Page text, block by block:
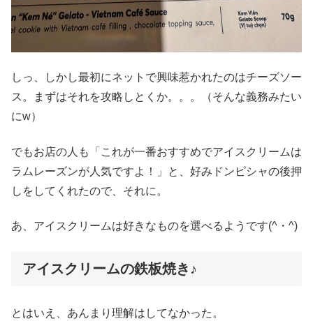
しっ、しかし最初にネットで興味惹かれたのはチーズソー
ス。まずはそれを攻略しとくか。。。（そんな義務みたい
にw）
でもお店の人も「これが一番おすすめでアイスクリームは
ラムレーズンが人気ですよ！」と、好みドンピシャの後押
しをしてくれたので、それに。
あ、アイスクリームは好きなものを選べるようです(^・^)
アイスクリームの鉄板焼き♪
とはいえ、あんまり理解はしてなかった。